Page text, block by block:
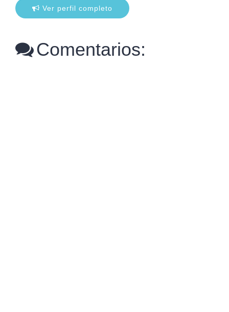
Ver perfil completo
Comentarios: